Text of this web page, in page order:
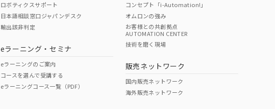
O O
ロボティクスサポート
日本語相談窓口ジャパンデスク
輸出該非判定
eラーニング・セミナ
eラーニングのご案内
コースを選んで受講する
eラーニングコース一覧（PDF）
コンセプト「i-Automation!」
オムロンの強み
お客様との共創拠点
AUTOMATION CENTER
技術を磨く現場
販売ネットワーク
国内販売ネットワーク
海外販売ネットワーク